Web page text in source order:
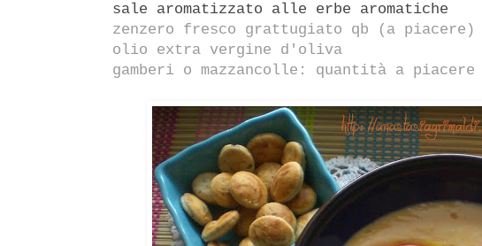
sale aromatizzato alle erbe aromatiche
zenzero fresco grattugiato qb (a piacere)
olio extra vergine d'oliva
gamberi o mazzancolle: quantità a piacere